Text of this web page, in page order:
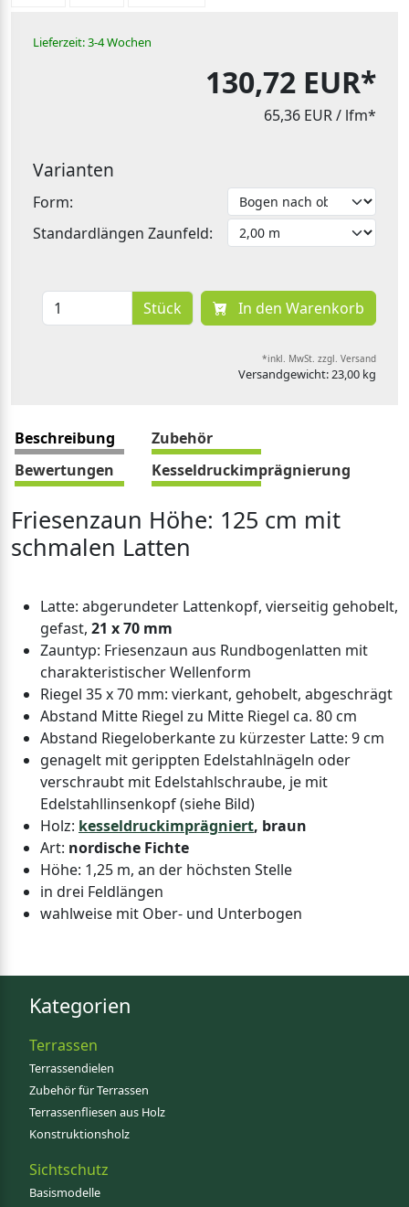
Lieferzeit: 3-4 Wochen
130,72 EUR*
65,36 EUR/ lfm*
Varianten
Form:
Standardlängen Zaunfeld:
Stück In den Warenkorb
*inkl. MwSt. zzgl. Versand
Versandgewicht: 23,00 kg
Beschreibung
Zubehör
Bewertungen
Kesseldruckimprägnierung
Friesenzaun Höhe: 125 cm mit
schmalen Latten
Latte: abgerundeter Lattenkopf, vierseitig gehobelt,
gefast, 21 x 70 mm
Zauntyp: Friesenzaun aus Rundbogenlatten mit
charakteristischer Wellenform
Riegel 35 x 70 mm: vierkant, gehobelt, abgeschrägt
Abstand Mitte Riegel zu Mitte Riegel ca. 80 cm
Abstand Riegeloberkante zu kürzester Latte: 9 cm
genagelt mit gerippten Edelstahlnägeln oder
verschraubt mit Edelstahlschraube, je mit
Edelstahllinsenkopf (siehe Bild)
Holz: kesseldruckimprägniert, braun
Art: nordische Fichte
Höhe: 1,25 m, an der höchsten Stelle
in drei Feldlängen
wahlweise mit Ober- und Unterbogen
Kategorien
Terrassen
Terrassendielen
Zubehör für Terrassen
Terrassenfliesen aus Holz
Konstruktionsholz
Sichtschutz
Basismodelle